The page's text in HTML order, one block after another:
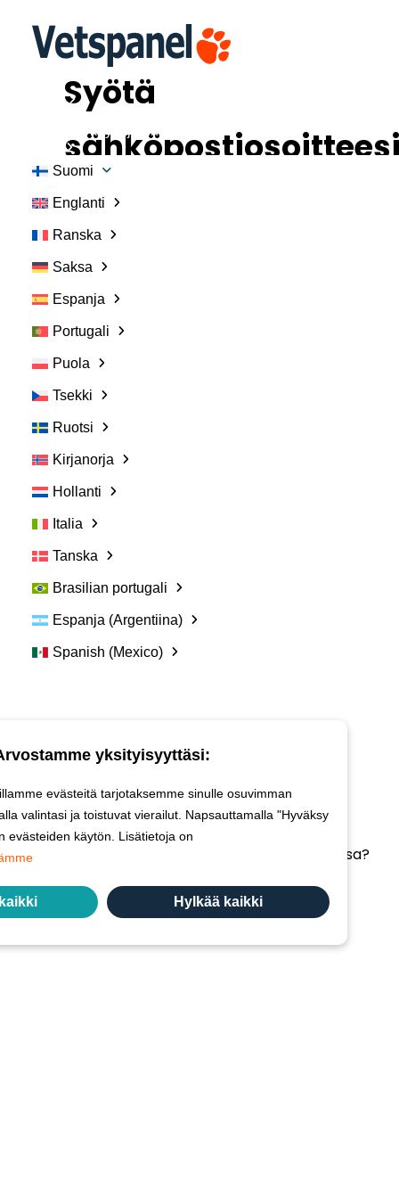
Ota yhteyttä
Jäsenen käyttäjätunnus
Suomi
Englanti
Ranska
Saksa
Espanja
Portugali
Puola
Tsekki
Ruotsi
Kirjanorja
Hollanti
Italia
Tanska
Brasilian portugali
Espanja (Argentiina)
Spanish (Mexico)
Syötä
alle
vaihtaaksesi
salasanasi
Usein kysyttyjä kysymyksiä
Vetspanelin käyttöehdot
VETSPANELIN TIETOSUOJAKÄYTÄNTÖ
Haluatko tehdä tutkimuksia Vetspanelin kanssa?
Vetspanelia hallinnoi:
yksityisyyttäsi:
evästeitä tarjotaksemme sinulle osuvimman
valintasi ja toistuvat vierailut. Napsauttamalla "Hyväksy
evästeiden käytön. Lisätietoja on
Hylkää kaikki